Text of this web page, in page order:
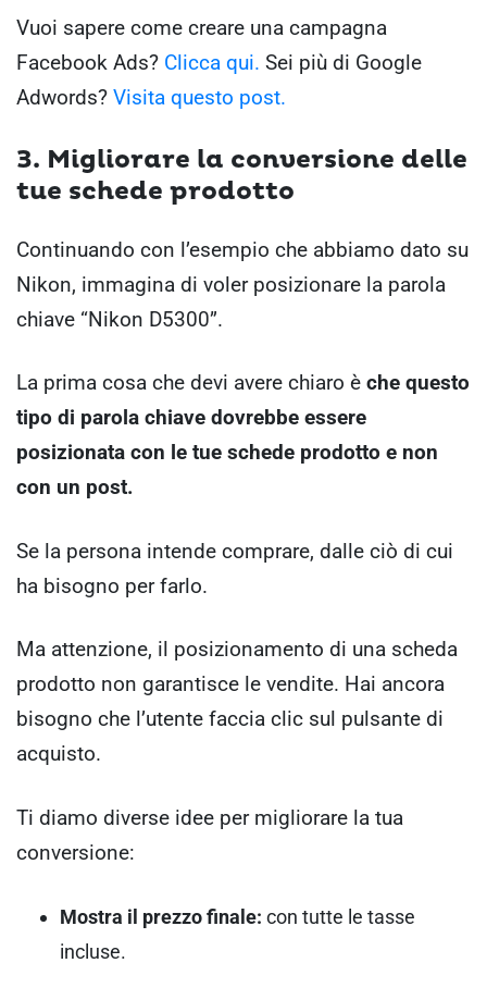
Vuoi sapere come creare una campagna
Facebook Ads? Clicca qui. Sei più di Google
Adwords? Visita questo post.
3. Migliorare la conversione delle
tue schede prodotto
Continuando con l’esempio che abbiamo dato su
Nikon, immagina di voler posizionare la parola
chiave “Nikon D5300”.
La prima cosa che devi avere chiaro è che questo
tipo di parola chiave dovrebbe essere
posizionata con le tue schede prodotto e non
con un post.
Se la persona intende comprare, dalle ciò di cui
ha bisogno per farlo.
Ma attenzione, il posizionamento di una scheda
prodotto non garantisce le vendite. Hai ancora
bisogno che l’utente faccia clic sul pulsante di
acquisto.
Ti diamo diverse idee per migliorare la tua
conversione:
Mostra il prezzo finale: con tutte le tasse
incluse.